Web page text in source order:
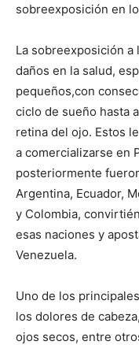
sobreexposición en
La sobreexposición
daños en la salud,
pequeños,con
ciclo de sueño hasta
retina del ojo. Estos
a comercializarse en
posteriormente
Argentina, Ecuador,
y Colombia,
esas naciones y
Venezuela.
Uno de los
los dolores de
ojos secos, entre